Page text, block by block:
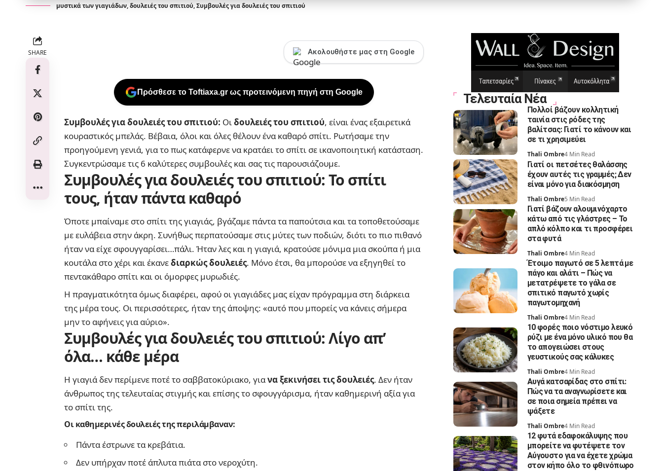
μυστικά των γιαγιάδων, δουλειές του σπιτιού, Συμβουλές για δουλειές του σπιτιού
SHARE Ακολουθήστε μας στη Google
Πρόσθεσε το Toftiaxa.gr ως προτεινόμενη πηγή στη Google
Συμβουλές για δουλειές του σπιτιού: Οιδουλειές του σπιτιού, είναι ένας εξαιρετικά
κουραστικός μπελάς. Βέβαια, όλοι και όλες θέλουν ένα καθαρό σπίτι. Ρωτήσαμε την
προηγούμενη γενιά, για το πως κατάφερνε να κρατάει το σπίτι σε ικανοποιητική κατάσταση.
Συγκεντρώσαμε τις 6 καλύτερες συμβουλές και σας τις παρουσιάζουμε.
Συμβουλές για δουλειές του σπιτιού: Το σπίτι
τους, ήταν πάντα καθαρό
Όποτε μπαίναμε στο σπίτι της γιαγιάς, βγάζαμε πάντα τα παπούτσια και τα τοποθετούσαμε
με ευλάβεια στην άκρη. Συνήθως περπατούσαμε στις μύτες των ποδιών, διότι το πιο πιθανό
ήταν να είχε σφουγγαρίσει…πάλι. Ήταν λες και η γιαγιά, κρατούσε μόνιμα μια σκούπα ή μια
κουτάλα στο χέρι και έκανεδιαρκώς δουλειές. Μόνο έτσι, θα μπορούσε να εξηγηθεί το
πεντακάθαρο σπίτι και οι όμορφες μυρωδιές.
Η πραγματικότητα όμως διαφέρει, αφού οι γιαγιάδες μας είχαν πρόγραμμα στη διάρκεια
της μέρα τους. Οι περισσότερες, ήταν της άποψης: «αυτό που μπορείς να κάνεις σήμερα
μην το αφήνεις για αύριο».
Συμβουλές για δουλειές του σπιτιού:Λίγο απ’
όλα… κάθε μέρα
Η γιαγιά δεν περίμενε ποτέ το σαββατοκύριακο, γιανα ξεκινήσει τις δουλειές. Δεν ήταν
άνθρωπος της τελευταίας στιγμής και επίσης το σφουγγάρισμα, ήταν καθημερινή αξία για
το σπίτι της.
Οι καθημερινές δουλειές της περιλάμβαναν:
Πάντα έστρωνε τα κρεβάτια.
Δεν υπήρχαν ποτέ άπλυτα πιάτα στο νεροχύτη.
Τελευταία Νέα
Πολλοί βάζουν κολλητική
ταινία στις ρόδες της
βαλίτσας: Γιατί το κάνουν και
σε τι χρησιμεύει
Thali Ombre4 Min Read
Γιατί οι πετσέτες θαλάσσης
έχουν αυτές τις γραμμές; Δεν
είναι μόνο για διακόσμηση
Thali Ombre5 Min Read
Γιατί βάζουν αλουμινόχαρτο
κάτω από τις γλάστρες – Το
απλό κόλπο και τι προσφέρει
στα φυτά
Thali Ombre4 Min Read
Έτοιμο παγωτό σε 5 λεπτά με
πάγο και αλάτι – Πώς να
μετατρέψετε το γάλα σε
σπιτικό παγωτό χωρίς
παγωτομηχανή
Thali Ombre4 Min Read
10 φορές ποιο νόστιμο λευκό
ρύζι με ένα μόνο υλικό που θα
το απογειώσει στους
γευστικούς σας κάλυκες
Thali Ombre4 Min Read
Αυγά κατσαρίδας στο σπίτι:
Πώς να τα αναγνωρίσετε και
σε ποια σημεία πρέπει να
ψάξετε
Thali Ombre4 Min Read
12 φυτά εδαφοκάλυψης που
μπορείτε να φυτέψετε τον
Αύγουστο για να έχετε χρώμα
στον κήπο όλο το φθινόπωρο